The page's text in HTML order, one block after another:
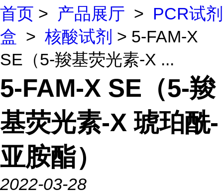
首页 > 产品展厅 > PCR试剂
盒 > 核酸试剂 > 5-FAM-X
SE（5-羧基荧光素-X ...
5-FAM-X SE（5-羧
基荧光素-X 琥珀酰-
亚胺酯）
2022-03-28